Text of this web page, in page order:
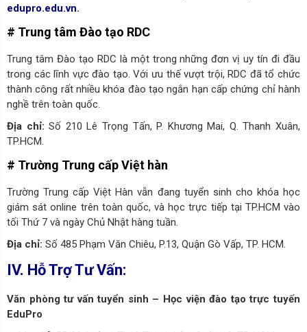
edupro.edu.vn.
# Trung tâm Đào tạo RDC
Trung tâm Đào tạo RDC là một trong những đơn vị uy tín đi đầu
trong các lĩnh vực đào tạo. Với ưu thế vượt trội, RDC đã tổ chức
thành công rất nhiều khóa đào tạo ngắn hạn cấp chứng chỉ hành
nghề trên toàn quốc.
Địa chỉ: Số 210 Lê Trọng Tấn, P. Khương Mai, Q. Thanh Xuân,
TP.HCM.
# Trường Trung cấp Việt hàn
Trường Trung cấp Việt Hàn vẫn đang tuyển sinh cho khóa học
giám sát online trên toàn quốc, và học trực tiếp tại TP.HCM vào
tối Thứ 7 và ngày Chủ Nhật hàng tuần.
Địa chỉ: Số 485 Phạm Văn Chiêu, P.13, Quận Gò Vấp, TP. HCM.
IV. Hỗ Trợ Tư Vấn:
Văn phòng tư vấn tuyển sinh – Học viện đào tạo trực tuyến
EduPro